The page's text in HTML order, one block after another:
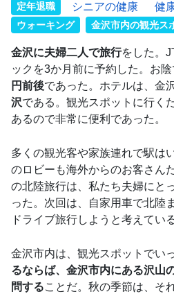
定年退職 シニアの健康 健
ウォーキング 金沢市内の観光ス
金沢に夫婦二人で旅行をした。
ックを3か月前に予約した。お陰
円前後であった。ホテルは、金
沢である。観光スポットに行く
あるので非常に便利であった。
多くの観光客や家族連れで駅は
のロビーも海外からのお客さん
の北陸旅行は、私たち夫婦にと
った。次回は、自家用車で北陸
ドライブ旅行しようと考えている
金沢市内は、観光スポットでい
るならば、金沢市内にある沢山
問することだ。秋の季節は、そ